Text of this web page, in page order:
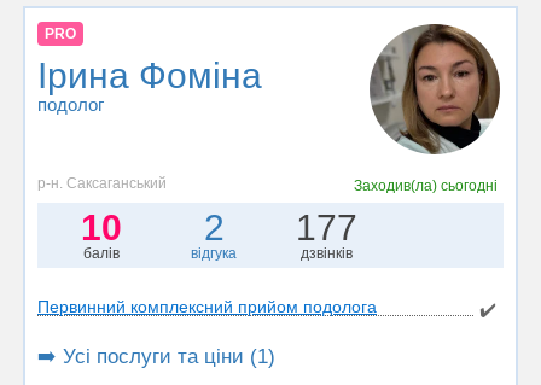
PRO
Ірина Фоміна
подолог
р-н. Саксаганський Заходив(ла)сьогодні
10
балів
2
відгука
177
дзвінків
Первинний комплексний прийом подолога ✔️
➡️ Усі послуги та ціни (1)